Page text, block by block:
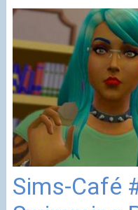
Sims-Café